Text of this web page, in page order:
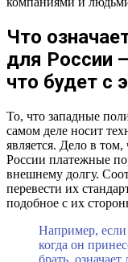
Что
для России
что будет с
То, что западные
самом деле носит
является. Дело в
России платежные
внешнему долгу.
перевести их
подобное с их
Например, если
когда он
брать,